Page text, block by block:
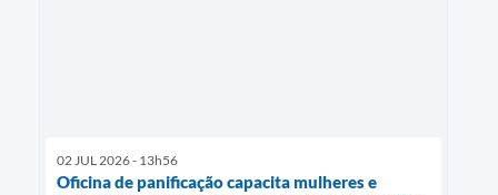
02 JUL 2026 - 13h56
Oficina de panificação capacita mulheres e